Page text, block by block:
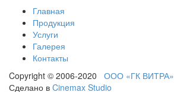
Главная
Продукция
Услуги
Галерея
Контакты
Copyright © 2006-2020 ООО «ГК ВИТРА»
Сделано в Cinemax Studio